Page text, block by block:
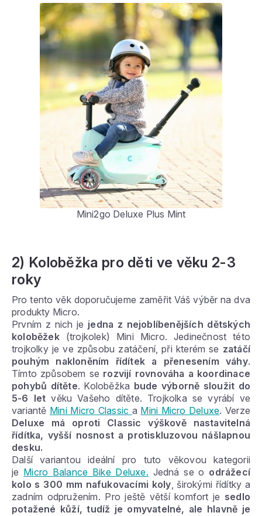
Mini2go Deluxe Plus Mint
2) Koloběžka pro děti ve věku 2-3
roky
Pro tento věk doporučujeme zaměřit Váš výběr na dva
produkty Micro.
Prvním z nich je jedna z nejoblíbenějších dětských
koloběžek(trojkolek) Mini Micro. Jedinečnost této
trojkolky je ve způsobu zatáčení, při kterém se zatáčí
pouhým nakloněním řídítek a přenesením váhy.
Tímto způsobem se rozvijí rovnováha a koordinace
pohybů dítěte. Koloběžka bude výborně sloužit do
5-6 let věku Vašeho dítěte. Trojkolka se vyrábí ve
variantě Mini Micro Classic a Mini Micro Deluxe. Verze
Deluxe má oproti Classic výškově nastavitelná
řídítka, vyšší nosnost a protiskluzovou nášlapnou
desku.
Další variantou ideální pro tuto věkovou kategorii
je Micro Balance Bike Deluxe. Jedná se o odrážecí
kolo s 300 mm nafukovacími koly , širokými řídítky a
zadním odpružením. Pro ještě větší komfort je sedlo
potažené kůží, tudíž je omyvatelné, ale hlavně je